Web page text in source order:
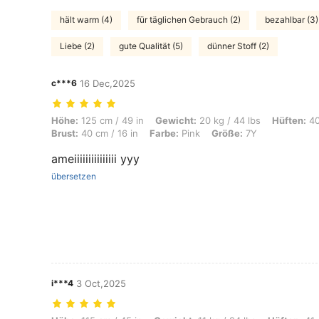
hält warm (4) für täglichen Gebrauch (2) bezahlbar (3)
Liebe (2) gute Qualität (5) dünner Stoff (2)
c***6 16 Dec,2025
Höhe: 125 cm / 49 in, Gewicht: 20 kg / 44 lbs, Hüften: 40 cm / 16
Höhe: 125 cm / 49 in Gewicht: 20 kg / 44 lbs Hüften:
Brust: 40 cm / 16 in Farbe: Pink Größe: 7Y
ameiiiiiiiiiiiiiii yyy
übersetzen
i***4 3 Oct,2025